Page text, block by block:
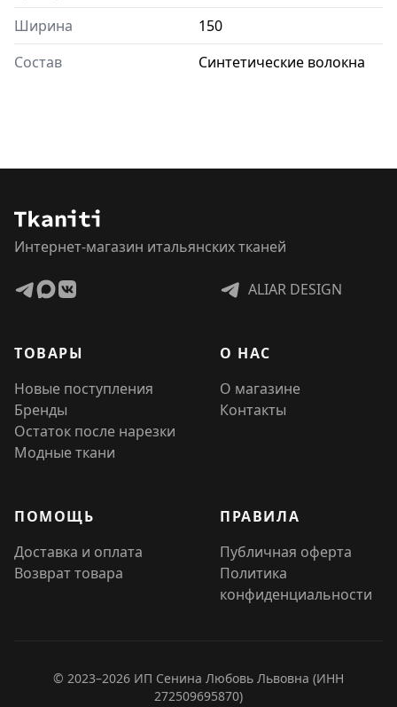
Ширина
150
Состав
Синтетические волокна
Интернет-магазин итальянских тканей
ALIAR DESIGN
ТОВАРЫ
Новые поступления
Бренды
Остаток после нарезки
Модные ткани
О НАС
О магазине
Контакты
ПОМОЩЬ
Доставка и оплата
Возврат товара
ПРАВИЛА
Публичная оферта
Политика
конфиденциальности
© 2023–2026 ИП Сенина Любовь Львовна (ИНН
272509695870)